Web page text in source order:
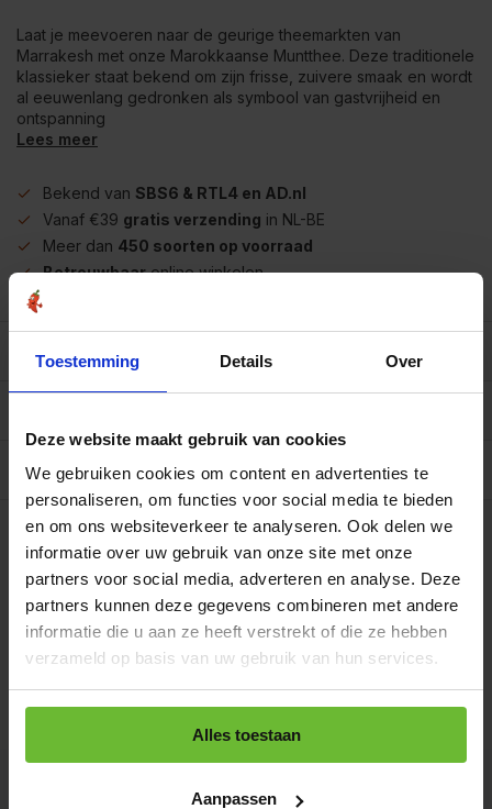
Toestemming Details Over
Deze website maakt gebruik van cookies
We gebruiken cookies om content en advertenties te
personaliseren, om functies voor social media te bieden
en om ons websiteverkeer te analyseren. Ook delen we
informatie over uw gebruik van onze site met onze
partners voor social media, adverteren en analyse. Deze
partners kunnen deze gegevens combineren met andere
informatie die u aan ze heeft verstrekt of die ze hebben
verzameld op basis van uw gebruik van hun services.
Alles toestaan
Aanpassen
Laat je meevoeren naar de geurige theemarkten van
Marrakesh met onze Marokkaanse Muntthee. Deze traditionele
klassieker staat bekend om zijn frisse, zuivere smaak en wordt
al eeuwenlang gedronken als symbool van gastvrijheid en
ontspanning
Lees meer
Bekend van SBS6 & RTL4 en AD.nl
Vanaf €39 gratis verzending in NL-BE
Meer dan 450 soorten op voorraad
Betrouwbaaronline winkelen
Beschrijving
Specificaties per 100 gram
Op werkdagen voor 15.00 uur besteld, dezelfde dag
verzonden.
100 gram
Art# 22298
Op voorraad
€5,05
Koop 3 voor €4,55 per stuk en bespaar 10%
1 kilo
Art# 22298Kilo
Kunnen we je helpen?